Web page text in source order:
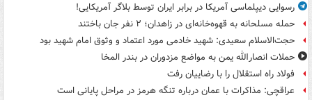
رسوایی دیپلماسی آمریکا در برابر ایران توسط بلاگر آمریکایی!
حمله مسلحانه به قهوه‌خانه‌ای در زاهدان؛ ۲ نفر جان باختند
حجت‌الاسلام سعیدی: شهید خادمی مورد اعتماد و وثوق امام شهید بود
حملات انصارالله یمن به مواضع مزدوران در بندر المخا
فولاد راه استقلال را با رضاییان رفت
عراقچی: مذاکرات با عمان درباره تنگه هرمز در مراحل پایانی است